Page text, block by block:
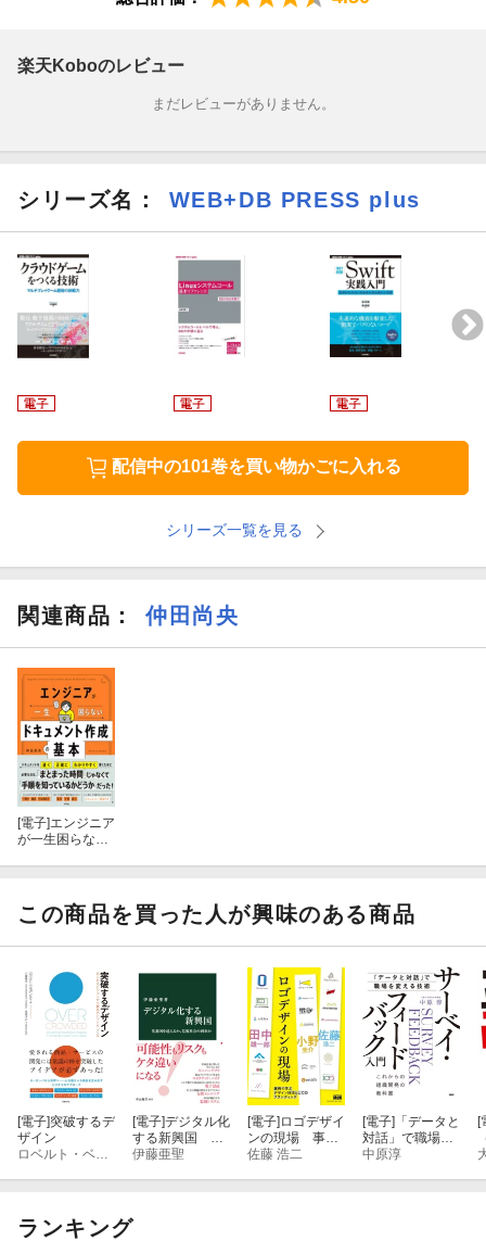
楽天Koboのレビュー
まだレビューがありません。
シリーズ名： WEB+DB PRESS plus
配信中の101巻を買い物かごに入れる
シリーズ一覧を見る
関連商品 ： 仲田尚央
[電子]エンジニア
が一生困らない
この商品を買った人が興味のある商品
[電子]突破するデ
ザイン
ロベルト・ベルガンティ
[電子]デジタル化
する新興国 先
進国を超える
伊藤亜聖
[電子] ロゴデザイ
ンの現場 事例
で学ぶデザイン
佐藤 浩二
[電子] 「データと
対話」で職場を
変える技術 サー
中原淳
[
ランキング